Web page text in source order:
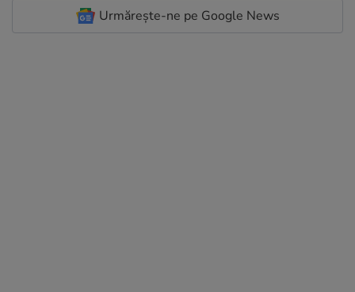
Urmărește-ne pe Google News